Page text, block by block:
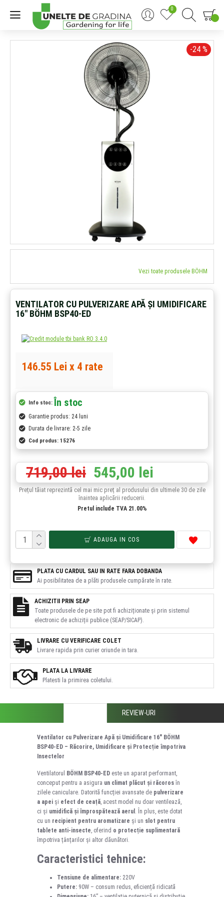
0
-24 %
Vezi toate produsele BÖHM
VENTILATOR CU PULVERIZARE APĂ ȘI UMIDIFICARE
16" BÖHM BSP40-ED
Info stoc: În stoc
Garantie produs: 24 luni
Durata de livrare: 2-5 zile
Cod produs: 15276
545,00 lei
719,00 lei
Prețul tăiat reprezintă cel mai mic preț al produsului din ultimele 30 de zile
înaintea aplicării reducerii.
Pretul include TVA 21.00%
ADAUGA IN COS
146.55 Lei x 4 rate
PLATA LA LIVRARE
Platesti la primirea coletului.
LIVRARE CU VERIFICARE COLET
Livrare rapida prin curier oriunde in tara.
PLATA CU CARDUL SAU IN RATE FARA DOBANDA
Ai posibilitatea de a plăti produsele cumpărate în rate.
ACHIZITII PRIN SEAP
Toate produsele de pe site pot fi achiziționate și prin sistemul
electronic de achiziții publice (SEAP/SICAP).
REVIEW-URI
Ventilator cu Pulverizare Apă și Umidificare 16" BÖHM
BSP40-ED – Răcorire, Umidificare și Protecție împotriva
Insectelor
Ventilatorul BÖHM BSP40-ED este un aparat performant,
conceput pentru a asigura un climat plăcut și răcoros în
zilele caniculare. Datorită funcției avansate de pulverizare
a apei și efect de ceață, acest model nu doar ventilează,
ci și umidifică și împrospătează aerul . În plus, este dotat
cu un recipient pentru aromatizare și un slot pentru
tablete anti-insecte, oferind o protecție suplimentară
împotriva țânțarilor și altor dăunători.
Caracteristici tehnice:
Tensiune de alimentare: 220V
Putere: 90W – consum redus, eficiență ridicată